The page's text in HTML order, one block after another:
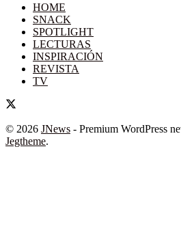
HOME
SNACK
SPOTLIGHT
LECTURAS
INSPIRACIÓN
REVISTA
TV
© 2026 JNews - Premium WordPress
Jegtheme.